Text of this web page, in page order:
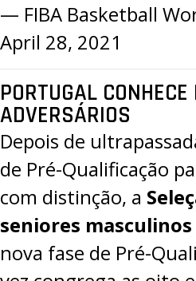
— FIBA Basketball
April 28, 2021
PORTUGAL
ADVERSÁRIOS
Depois de
de Pré-Qualificação
com distinção, a
seniores masculinos
nova fase de Pré-